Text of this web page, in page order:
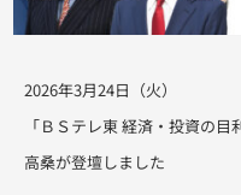
2026年3月24日（火）
「ＢＳテレ東 経済・投資の
高桑が登壇しました